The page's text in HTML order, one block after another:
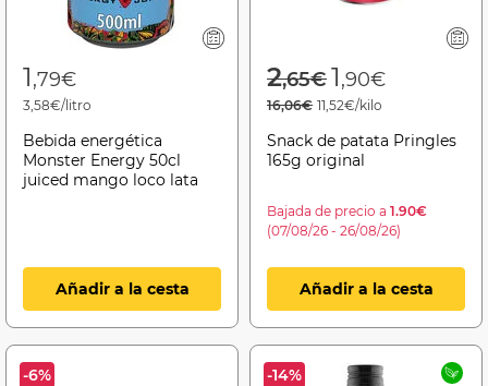
1,79€
3,58€/litro
Bebida energética
Monster Energy 50cl
juiced mango loco lata
Añadir a la cesta
Price reduced
2,65€to
1,90€
16,06€ 11,52€/kilo
Snack de patata Pringles
165g original
Bajada de precio a 1.90€
(07/08/26 - 26/08/26)
Añadir a la cesta
-6% -14%